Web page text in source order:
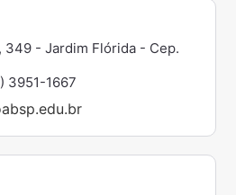
349 - Jardim Flórida - Cep.
3951-1667